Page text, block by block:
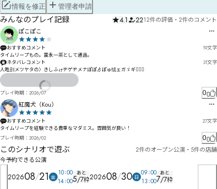
情報を修正 管理者申請
みんなのプレイ記録 4.1 2212件の評価 ・ 2件のコメント
ぽこぽこ
おすすめコメント 19文字
タイムリープもの。富永一茶として通過。
ネタバレコメント
31文字
人甠刟メツヤタの〉きしふゖヂゲヂメナぽぽゟぽゅ怴ェガゞギ𦥀𧅂𧥄
プレイ時期： 2026/07 0
紅魔犬（Kou）
おすすめコメント 27文字
タイムリープを経験できる貴重なマダミス。雰囲気が良い！
プレイ時期： 2026/02 0
このシナリオで遊ぶ
2件のオープン公演・5件の店舗
今予約できる公演
202608 21 金 10 00
14 00
あと
5/7枠202608 30 日 09 00
13 00
あと
7/7枠